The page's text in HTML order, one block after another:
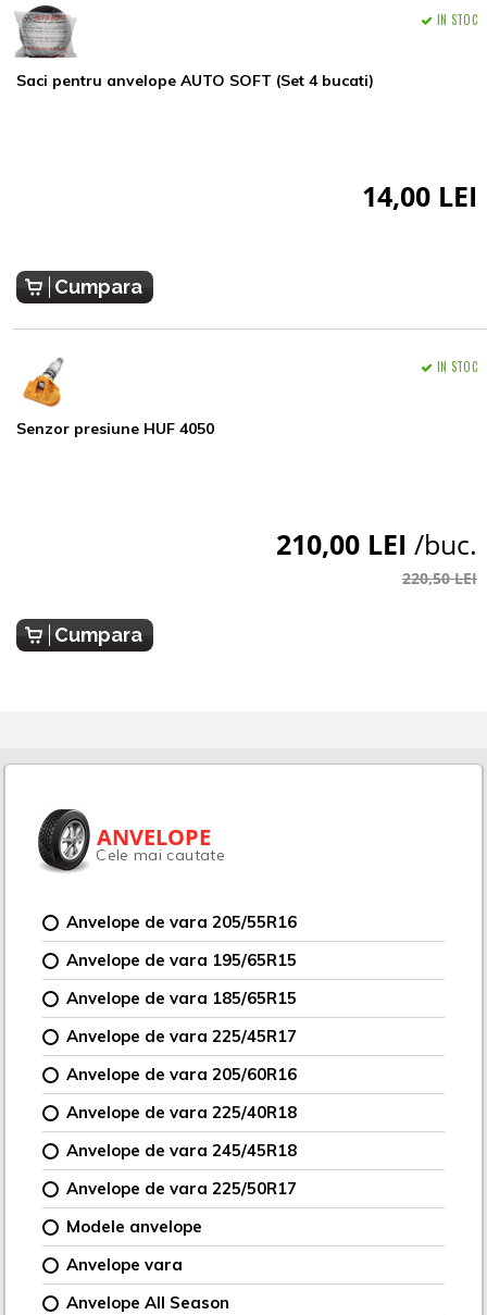
Saci pentru anvelope AUTO SOFT (Set 4 bucati)
IN STOC
14,00 LEI
Cumpara
Senzor presiune HUF 4050
IN STOC
210,00 LEI /buc.
220,50 LEI
Cumpara
ANVELOPE
Cele mai cautate
Anvelope de vara 205/55R16
Anvelope de vara 195/65R15
Anvelope de vara 185/65R15
Anvelope de vara 225/45R17
Anvelope de vara 205/60R16
Anvelope de vara 225/40R18
Anvelope de vara 245/45R18
Anvelope de vara 225/50R17
Modele anvelope
Anvelope vara
Anvelope All Season